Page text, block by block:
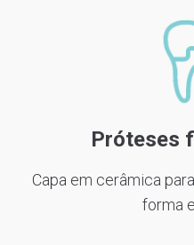
Próteses
Capa em cerâmica
forma